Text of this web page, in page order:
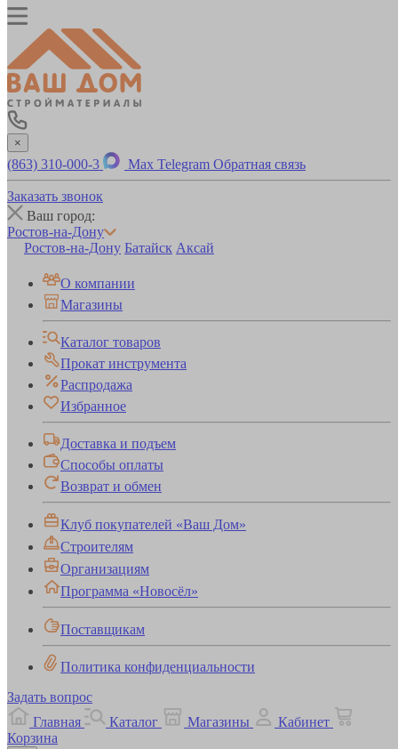
×
(863) 310-000-3 Max Telegram Обратная связь
Заказать звонок
Ваш город:
Ростов-на-Дону
Ростов-на-Дону Батайск Аксай
О компании
Магазины
Каталог товаров
Прокат инструмента
Распродажа
Избранное
Доставка и подъем
Способы оплаты
Возврат и обмен
Клуб покупателей «Ваш Дом»
Строителям
Организациям
Программа «Новосёл»
Поставщикам
Политика конфиденциальности
Задать вопрос
Главная
Каталог Магазины
Кабинет
Корзина